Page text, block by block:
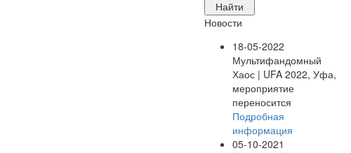
Новости
18-05-2022
Мультифандомный
Хаос | UFA 2022, Уфа,
мероприятие
переносится
Подробная
информация
05-10-2021